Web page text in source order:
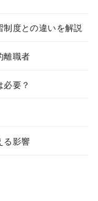
度との違いを解説
離職者
要？
る影響